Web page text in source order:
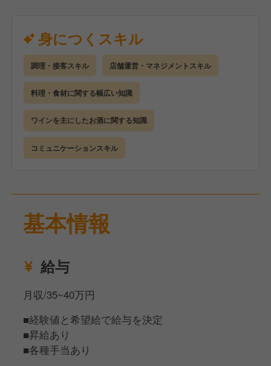
休みは自身のライフスタイルに合わせて柔軟に調整で
きる環境で、月8日休みの確保はもちろんですが、完
全週休2日・最大年間休日120日も可能です。
そして私たちが大切にしているのは、スタッフ一人ひ
とりがこの会社を通して何を成し遂げたいかを持って
働いてくれることです。
大きな夢でも小さな目標でも構いません。自分の人生
の目標や夢を実現するための手段として、マイルデザ
歓迎です！
ブランクある方も大丈夫ですので、ぜひご応募くださ
い！
【仕事内容】
まずは店舗や会社の雰囲気を知るところからスター
ト。
現場で実際に働きながら、業務内容への理解を深めて
当店は店長兼料理長スタイルで運営しているため、調
理と接客の両方をお任せします。
慣れてきたら、売上・原価・人件費の管理、スタッフ
全14席の小箱のお店だからこそ、スタッフ一人ひとり
クトにお店に反映させることができます。
分からないことや不安なことがあれば、いつでも相談
できる環境がありますので、安心して取り組んでくだ
身につくスキル
調理・接客スキル 店舗運営・マネジメントスキル
料理・食材に関する幅広い知識
ワインを主にしたお酒に関する知識
コミュニケーションスキル
基本情報
給与
月収/35~40万円
■経験値と希望給で給与を決定
■昇給あり
■各種手当あり